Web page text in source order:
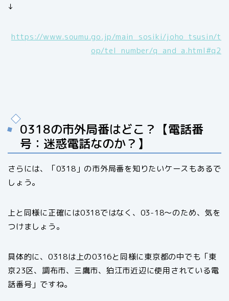
↓
https://www.soumu.go.jp/main_sosiki/joho_tsusin/t
op/tel_number/q_and_a.html#q2
0318の市外局番はどこ？【電話番
号：迷惑電話なのか？】
さらには、「0318」の市外局番を知りたいケースもあるで
しょう。
上と同様に正確には0318ではなく、03-18〜のため、気を
つけましょう。
具体的に、0318は上の0316と同様に東京都の中でも「東
京23区、調布市、三鷹市、狛江市近辺に使用されている電
話番号」ですね。